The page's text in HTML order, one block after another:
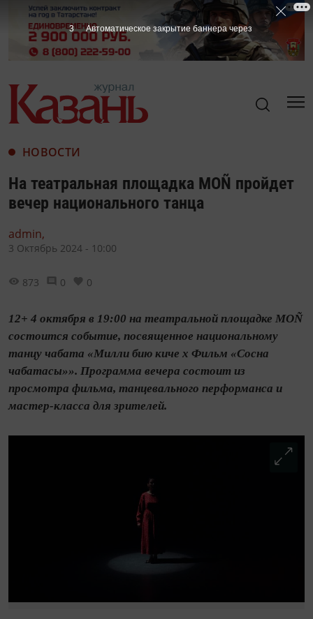
НОВОСТИ
На театральная площадка MOÑ пройдет
вечер национального танца
admin,
3 Октябрь 2024 - 10:00
873 0 0
12+ 4 октября в 19:00 на театральной площадке MOÑ
состоится событие, посвященное национальному
танцу чабата «Милли бию киче х Фильм «Сосна
чабатасы»». Программа вечера состоит из
просмотра фильма, танцевального перформанса и
мастер-класса для зрителей.
1 Автоматическое закрытие баннера через